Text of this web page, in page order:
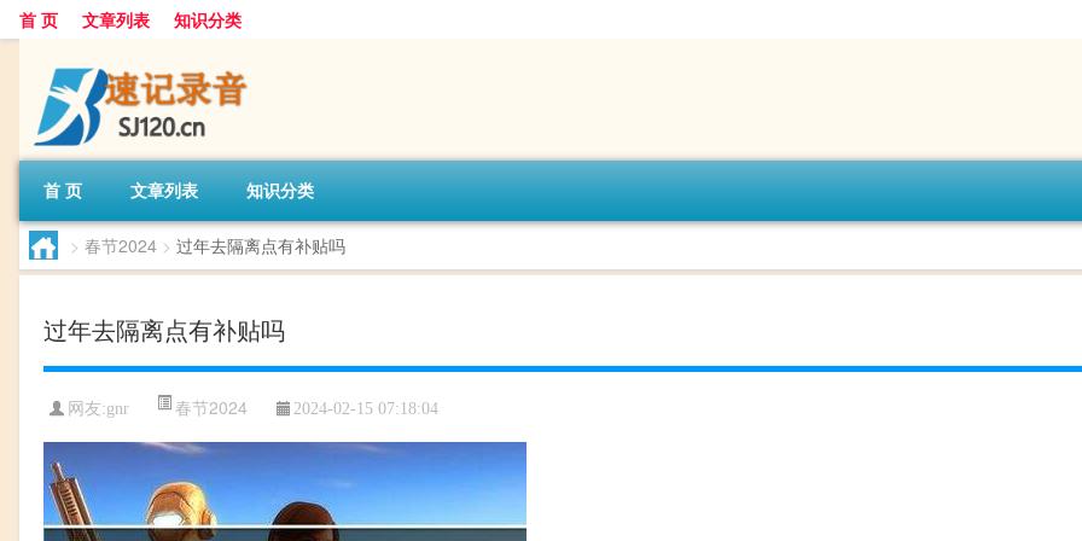
首 页 文章列表 知识分类
首 页 文章列表 知识分类
> 春节2024 > 过年去隔离点有补贴吗
过年去隔离点有补贴吗
网友:gnr 春节2024 2024-02-15 07:18:04